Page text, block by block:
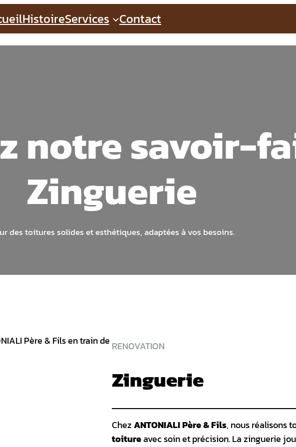
HistoireServices Contact
notre savoir-
Zinguerie
des toitures solides et esthétiques, adaptées à vos besoins.
RENOVATION
Zinguerie
ChezANTONIALI Père & Fils, nous réalisons
toitureavec soin et précision. La zinguerie